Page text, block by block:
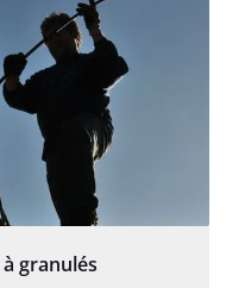
granulés